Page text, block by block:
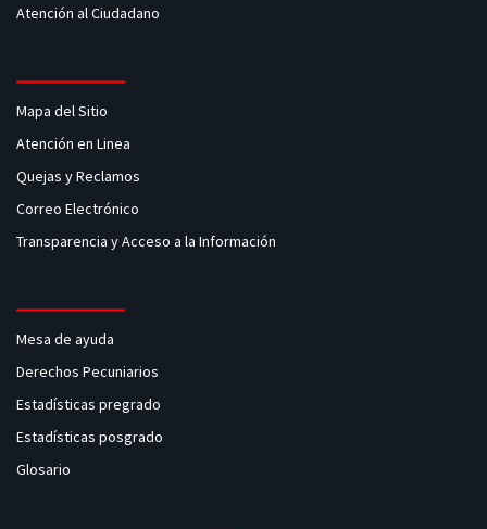
Atención al Ciudadano
Mapa del Sitio
Atención en Linea
Quejas y Reclamos
Correo Electrónico
Transparencia y Acceso a la Información
Mesa de ayuda
Derechos Pecuniarios
Estadísticas pregrado
Estadísticas posgrado
Glosario